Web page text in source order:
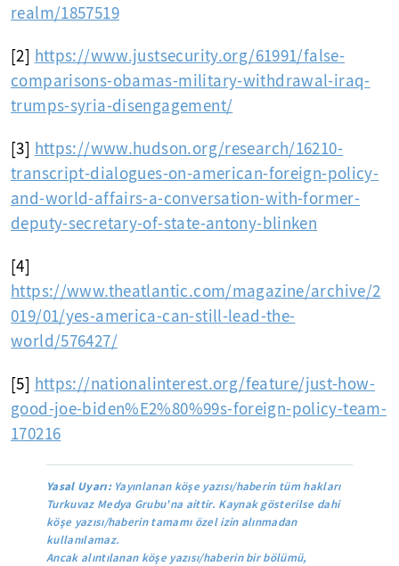
realm/1857519
[2] https://www.justsecurity.org/61991/false-
comparisons-obamas-military-withdrawal-iraq-
trumps-syria-disengagement/
[3] https://www.hudson.org/research/16210-
transcript-dialogues-on-american-foreign-policy-
and-world-affairs-a-conversation-with-former-
deputy-secretary-of-state-antony-blinken
[4]
https://www.theatlantic.com/magazine/archive/2
019/01/yes-america-can-still-lead-the-
world/576427/
[5] https://nationalinterest.org/feature/just-how-
good-joe-biden%E2%80%99s-foreign-policy-team-
170216
Yasal Uyarı:Yayınlanan köşe yazısı/haberin tüm hakları
Turkuvaz Medya Grubu'na aittir. Kaynak gösterilse dahi
köşe yazısı/haberin tamamı özel izin alınmadan
kullanılamaz.
Ancak alıntılanan köşe yazısı/haberin bir bölümü,